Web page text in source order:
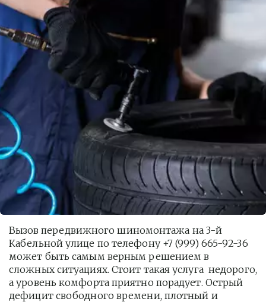
Вызов передвижного шиномонтажа на 3-й
Кабельной улице по телефону +7 (999) 665-92-36
может быть самым верным решением в
сложных ситуациях. Стоит такая услуга  недорого,
а уровень комфорта приятно порадует. Острый
дефицит свободного времени, плотный и